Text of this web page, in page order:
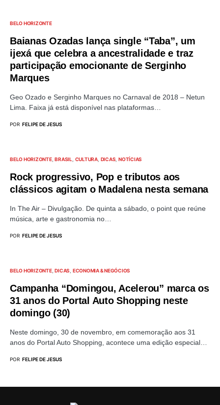
BELO HORIZONTE
Baianas Ozadas lança single “Taba”, um
ijexá que celebra a ancestralidade e traz
participação emocionante de Serginho
Marques
Geo Ozado e Serginho Marques no Carnaval de 2018 – Netun
Lima. Faixa já está disponível nas plataformas…
POR FELIPE DE JESUS
BELO HORIZONTE BRASIL CULTURA DICAS NOTÍCIAS
Rock progressivo, Pop e tributos aos
clássicos agitam o Madalena nesta semana
In The Air – Divulgação. De quinta a sábado, o point que reúne
música, arte e gastronomia no…
POR FELIPE DE JESUS
BELO HORIZONTE DICAS ECONOMIA & NEGÓCIOS
Campanha “Domingou, Acelerou” marca os
31 anos do Portal Auto Shopping neste
domingo (30)
Neste domingo, 30 de novembro, em comemoração aos 31
anos do Portal Auto Shopping, acontece uma edição especial…
POR FELIPE DE JESUS